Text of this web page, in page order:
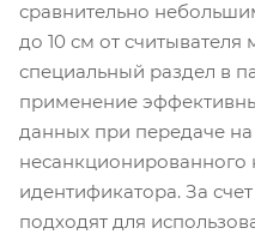
сравнительно
до 10 см от
специальный раздел в
применение
данных при передаче на
несанкционированного
идентификатора. За
подходят для